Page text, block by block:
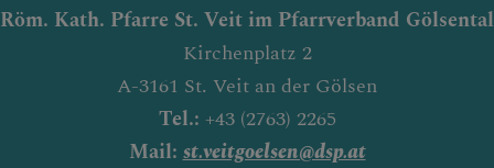
Röm. Kath. Pfarre St. Veit im Pfarrverband Gölsental
Kirchenplatz 2
A-3161 St. Veit an der Gölsen
Tel.: +43 (2763) 2265
Mail: st.veitgoelsen@dsp.at